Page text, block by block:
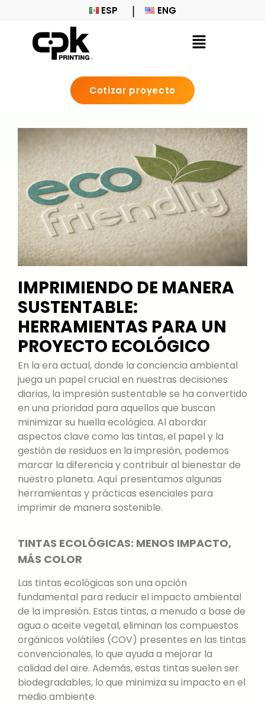
ESP ENG
Cotizar proyecto
IMPRIMIENDO DE MANERA
SUSTENTABLE:
HERRAMIENTAS PARA UN
PROYECTO ECOLÓGICO
En la era actual, donde la conciencia ambiental
juega un papel crucial en nuestras decisiones
diarias, la impresión sustentable se ha convertido
en una prioridad para aquellos que buscan
minimizar su huella ecológica. Al abordar
aspectos clave como las tintas, el papel y la
gestión de residuos en la impresión, podemos
marcar la diferencia y contribuir al bienestar de
nuestro planeta. Aquí presentamos algunas
herramientas y prácticas esenciales para
imprimir de manera sostenible.
TINTAS ECOLÓGICAS: MENOS IMPACTO,
MÁS COLOR
Las tintas ecológicas son una opción
fundamental para reducir el impacto ambiental
de la impresión. Estas tintas, a menudo a base de
agua o aceite vegetal, eliminan los compuestos
orgánicos volátiles (COV) presentes en las tintas
convencionales, lo que ayuda a mejorar la
calidad del aire. Además, estas tintas suelen ser
biodegradables, lo que minimiza su impacto en el
medio ambiente.